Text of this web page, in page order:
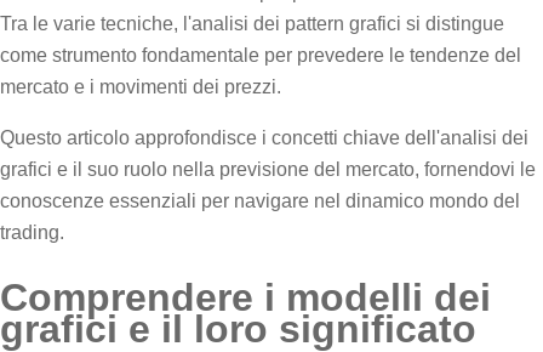
Tra le varie tecniche, l'analisi dei pattern grafici si distingue
come strumento fondamentale per prevedere le tendenze del
mercato e i movimenti dei prezzi.
Questo articolo approfondisce i concetti chiave dell'analisi dei
grafici e il suo ruolo nella previsione del mercato, fornendovi le
conoscenze essenziali per navigare nel dinamico mondo del
trading.
Comprendere i modelli dei
grafici e il loro significato